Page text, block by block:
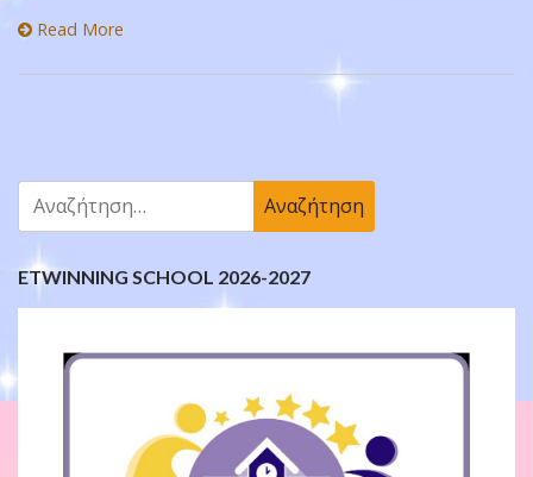
Read More
Αναζήτηση
για:
ETWINNING SCHOOL 2026-2027